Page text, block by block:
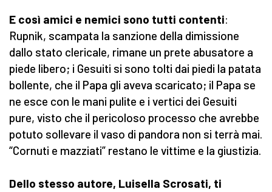
E così amici e nemici sono tutti contenti:
Rupnik, scampata la sanzione della dimissione
dallo stato clericale, rimane un prete abusatore a
piede libero; i Gesuiti si sono tolti dai piedi la patata
bollente, che il Papa gli aveva scaricato; il Papa se
ne esce con le mani pulite e i vertici dei Gesuiti
pure, visto che il pericoloso processo che avrebbe
potuto sollevare il vaso di pandora non si terrà mai.
“Cornuti e mazziati” restano le vittime e la giustizia.
Dello stesso autore, Luisella Scrosati, ti